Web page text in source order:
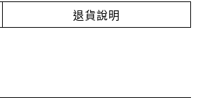
退貨說明